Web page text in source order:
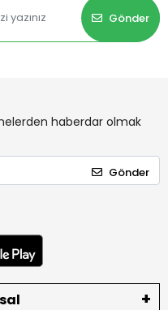
Gönder
haberdar olmak
Gönder